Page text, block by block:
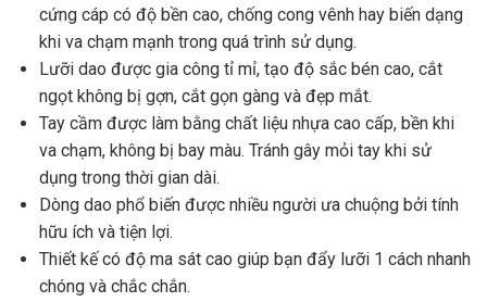
cứng cáp có độ bền cao, chống cong vênh hay biến dạng
khi va chạm mạnh trong quá trình sử dụng.
Lưỡi dao được gia công tỉ mỉ, tạo độ sắc bén cao, cắt
ngọt không bị gợn, cắt gọn gàng và đẹp mắt.
Tay cầm được làm bằng chất liệu nhựa cao cấp, bền khi
va chạm, không bị bay màu. Tránh gây mỏi tay khi sử
dụng trong thời gian dài.
Dòng dao phổ biến được nhiều người ưa chuộng bởi tính
hữu ích và tiện lợi.
Thiết kế có độ ma sát cao giúp bạn đẩy lưỡi 1 cách nhanh
chóng và chắc chắn.